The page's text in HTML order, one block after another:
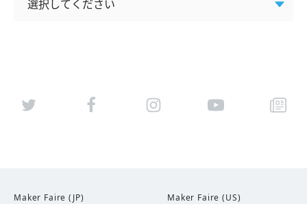
Maker Faire (JP) Maker Faire (US)